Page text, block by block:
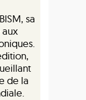
sa
de la